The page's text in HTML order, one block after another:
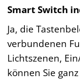
Smart Switch
Ja, die
verbundenen
Lichtszenen,
können Sie